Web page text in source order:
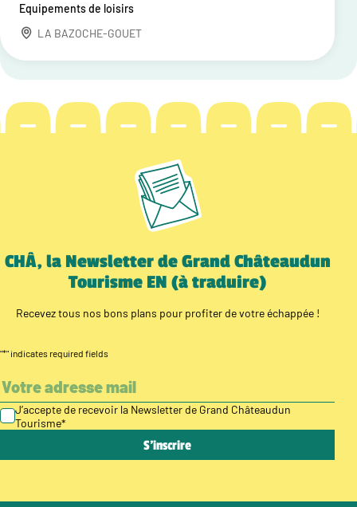
Equipements de loisirs
LA BAZOCHE-GOUET
CHÂ, la Newsletter de Grand Châteaudun
Tourisme EN (à traduire)
Recevez tous nos bons plans pour profiter de votre échappée !
"*" indicates required fields
J’accepte de recevoir la Newsletter de Grand Châteaudun
Tourisme*